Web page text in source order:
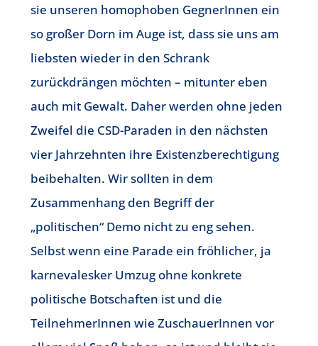
sie unseren homophoben GegnerInnen ein
so großer Dorn im Auge ist, dass sie uns am
liebsten wieder in den Schrank
zurückdrängen möchten – mitunter eben
auch mit Gewalt. Daher werden ohne jeden
Zweifel die CSD-Paraden in den nächsten
vier Jahrzehnten ihre Existenzberechtigung
beibehalten. Wir sollten in dem
Zusammenhang den Begriff der
„politischen“ Demo nicht zu eng sehen.
Selbst wenn eine Parade ein fröhlicher, ja
karnevalesker Umzug ohne konkrete
politische Botschaften ist und die
TeilnehmerInnen wie ZuschauerInnen vor